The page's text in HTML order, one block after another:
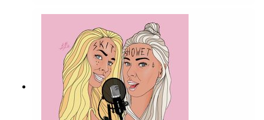
tydeligvis er "Heidis for voksne", og er nok en
gang ute med en offentlig beklagelse.